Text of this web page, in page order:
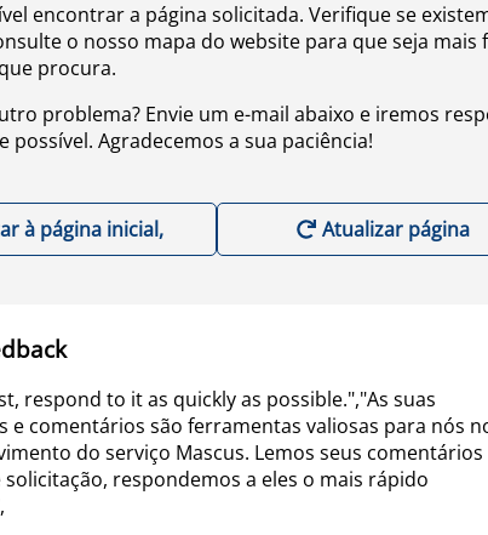
encontrar a página solicitada. Verifique se
o nosso mapa do website para que seja mais
procura.
problema? Envie um e-mail abaixo e iremos
possível. Agradecemos a sua paciência!
à página inicial, Atualizar página
respond to it as quickly as possible.","As suas
e comentários são ferramentas valiosas para nós
do serviço Mascus. Lemos seus comentários
respondemos a eles o mais rápido